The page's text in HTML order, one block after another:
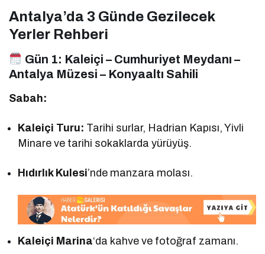
Antalya’da 3 Günde Gezilecek
Yerler Rehberi
Gün 1: Kaleiçi – Cumhuriyet Meydanı –
Antalya Müzesi – Konyaaltı Sahili
Sabah:
Kaleiçi Turu: Tarihi surlar, Hadrian Kapısı, Yivli
Minare ve tarihi sokaklarda yürüyüş.
Hıdırlık Kulesi’nde manzara molası.
Kaleiçi Marina‘da kahve ve fotoğraf zamanı.